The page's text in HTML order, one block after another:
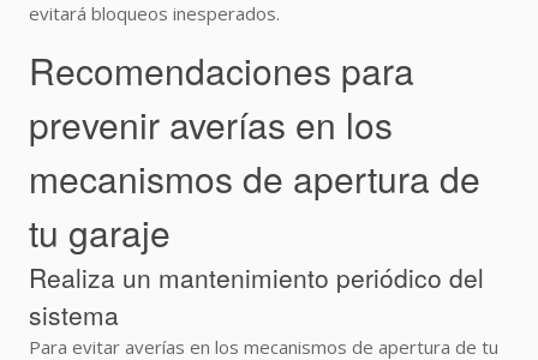
evitará bloqueos inesperados.
Recomendaciones para
prevenir averías en los
mecanismos de apertura de
tu garaje
Realiza un mantenimiento periódico del
sistema
Para evitar averías en los mecanismos de apertura de tu